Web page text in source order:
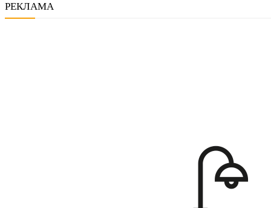
РЕКЛАМА